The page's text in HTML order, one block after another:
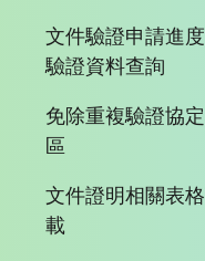
文件驗證申請進
驗證資料查詢
免除重複驗證協
區
文件證明相關表
載